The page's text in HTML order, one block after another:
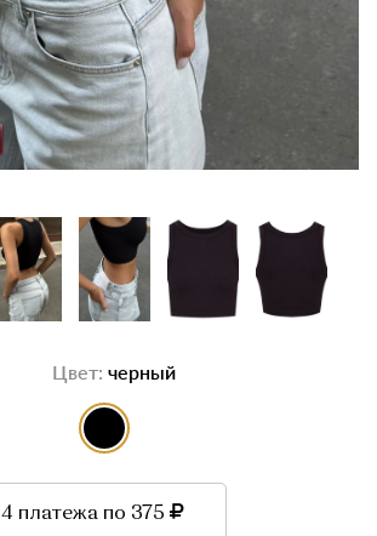
Цвет: черный
выбор цвета
4 платежа по 375